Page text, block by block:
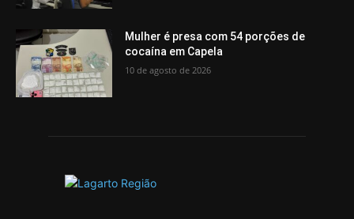
Mulher é presa com 54 porções de
cocaína em Capela
10 de agosto de 2026